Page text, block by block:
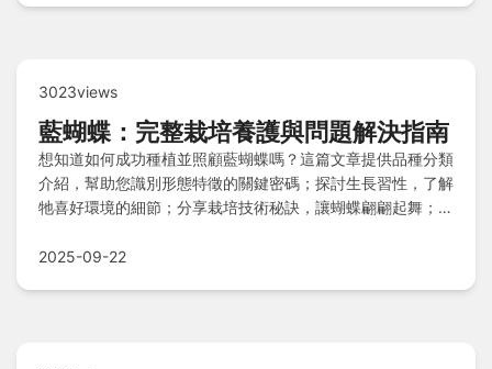
3023views
藍蝴蝶：完整栽培養護與問題解決指南
想知道如何成功種植並照顧藍蝴蝶嗎？這篇文章提供品種分類
介紹，幫助您識別形態特徵的關鍵密碼；探討生長習性，了解
牠喜好環境的細節；分享栽培技術秘訣，讓蝴蝶翩翩起舞；預
是新手或專家，都能掌握全面養護技巧，享受藍蝴蝶在花園中
2025-09-22